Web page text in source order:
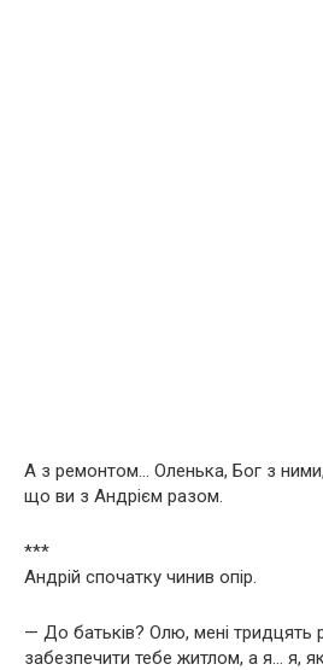
А з ремонтом… Оленька, Бог з
що ви з Андрієм разом.
***
Андрій спочатку чинив опір.
— До батьків? Олю, мені тридцять
забезпечити тебе житлом, а я… я,